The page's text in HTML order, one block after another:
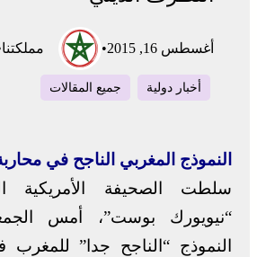
أغسطس 16, 2015 • مملكتنا
أخبار دولية جميع المقالات
النموذج المغربي الناجح في
سلطت الصحيفة الأمريكية
“نيويورك بوست”، أمس
النموذج “الناجح جدا”